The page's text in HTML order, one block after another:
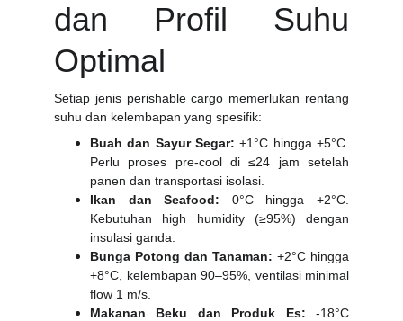
dan Profil Suhu
Optimal
Setiap jenis perishable cargo memerlukan rentang
suhu dan kelembapan yang spesifik:
Buah dan Sayur Segar: +1°C hingga +5°C.
Perlu proses pre-cool di ≤24 jam setelah
panen dan transportasi isolasi.
Ikan dan Seafood: 0°C hingga +2°C.
Kebutuhan high humidity (≥95%) dengan
insulasi ganda.
Bunga Potong dan Tanaman: +2°C hingga
+8°C, kelembapan 90–95%, ventilasi minimal
flow 1 m/s.
Makanan Beku dan Produk Es: -18°C